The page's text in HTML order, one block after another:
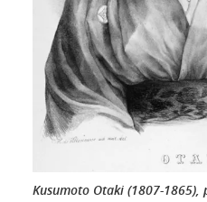
Kusumoto Otaki (1807-